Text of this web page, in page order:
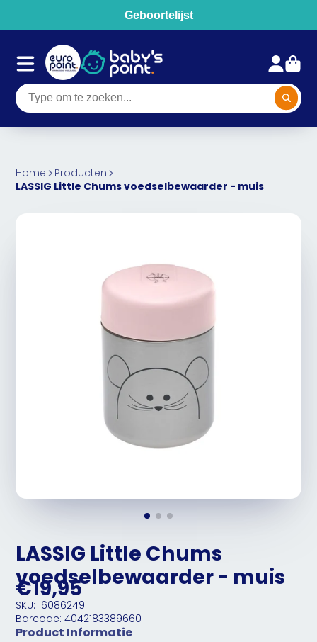
Geboortelijst
Home
Producten
LASSIG Little Chums voedselbewaarder - muis
LASSIG Little Chums
voedselbewaarder - muis
€19,95
SKU: 16086249
Barcode: 4042183389660
Product Informatie